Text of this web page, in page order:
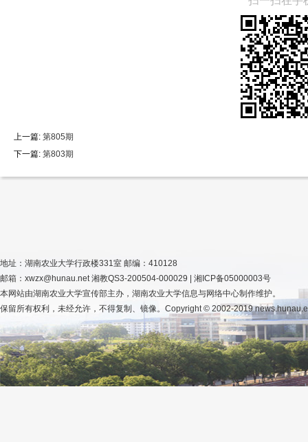
上一篇: 第805期
下一篇: 第803期
地址：湖南农业大学行政楼331室 邮编：410128
邮箱：xwzx@hunau.net 湘教QS3-200504-000029 | 湘ICP备05000003号
本网站由湖南农业大学宣传部主办，湖南农业大学信息与网络中心制作维护。
保留所有权利，未经允许，不得复制、镜像。Copyright © 2002-2019